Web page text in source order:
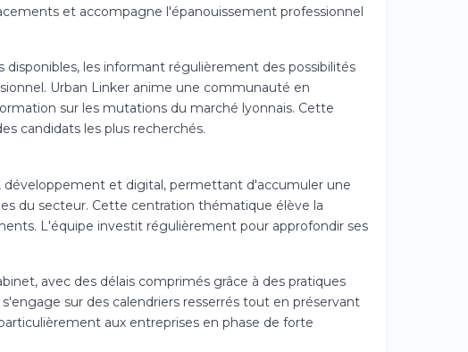
et accompagne l'épanouissement professionnel
les informant régulièrement des possibilités
Urban Linker anime une communauté en
sur les mutations du marché lyonnais. Cette
candidats les plus recherchés.
développement et digital, permettant d'accumuler une
du secteur. Cette centration thématique élève la
L'équipe investit régulièrement pour approfondir ses
avec des délais comprimés grâce à des pratiques
sur des calendriers resserrés tout en préservant
aux entreprises en phase de forte